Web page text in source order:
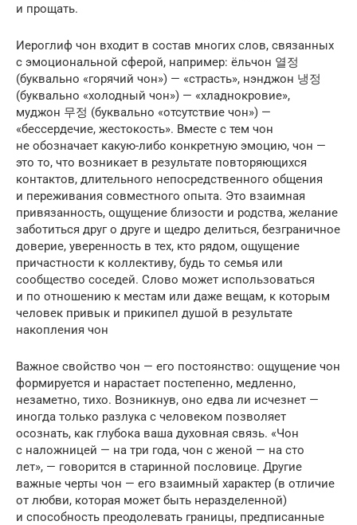
и прощать.
Иероглиф чон входит в состав многих слов, связанных
с эмоциональной сферой, например: ёльчон 열정
(буквально «горячий чон») — «страсть», нэнджон 냉정
(буквально «холодный чон») — «хладно­кровие»,
муджон 무정 (буквально «отсутствие чон») —
«бессердечие, жестокость». Вместе с тем чон
не обозначает какую-либо конкретную эмоцию, чон —
это то, что возникает в результате повторяющихся
контактов, длительного непосредственного общения
и переживания совместного опыта. Это взаимная
привязанность, ощущение близости и родства, желание
заботиться друг о друге и щедро делиться, безграничное
доверие, уверенность в тех, кто рядом, ощущение
причастности к коллективу, будь то семья или
сообщество соседей. Слово может использоваться
и по отношению к местам или даже вещам, к которым
человек привык и прикипел душой в результате
накопления чон
Важное свойство чон — его постоянство: ощущение чон
формиру­ется и нарастает постепенно, медленно,
незаметно, тихо. Возникнув, оно едва ли исчезнет —
иногда только разлука с человеком позволяет
осознать, как глубока ваша духовная связь. «Чон
с наложницей — на три года, чон с женой — на сто
лет», — говорится в старинной пословице. Другие
важные черты чон — его взаимный характер (в отличие
от любви, которая может быть неразделенной)
и способность преодолевать границы, предписанные